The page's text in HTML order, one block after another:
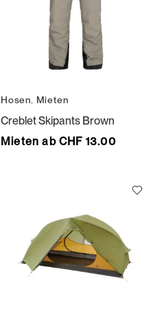
Hosen, Mieten
Creblet Skipants Brown
Mieten ab CHF 13.00